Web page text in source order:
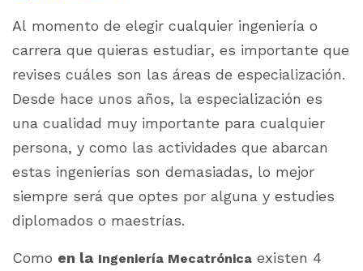
Al momento de elegir cualquier ingeniería o
carrera que quieras estudiar, es importante que
revises cuáles son las áreas de especialización.
Desde hace unos años, la especialización es
una cualidad muy importante para cualquier
persona, y como las actividades que abarcan
estas ingenierías son demasiadas, lo mejor
siempre será que optes por alguna y estudies
diplomados o maestrías.
Como en la Ingeniería Mecatrónica existen 4